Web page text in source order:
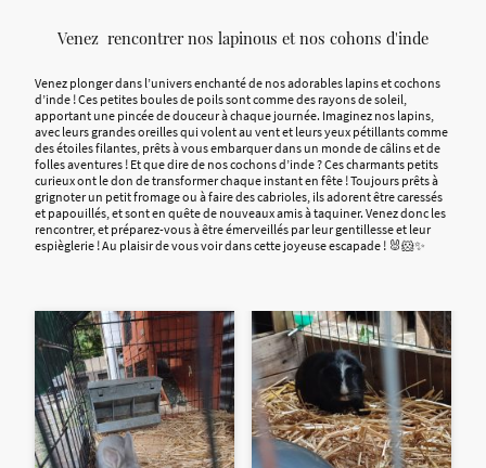
Venez rencontrer nos lapinous et nos cohons d'inde
Venez plonger dans l’univers enchanté de nos adorables lapins et cochons
d’inde ! Ces petites boules de poils sont comme des rayons de soleil,
apportant une pincée de douceur à chaque journée. Imaginez nos lapins,
avec leurs grandes oreilles qui volent au vent et leurs yeux pétillants comme
des étoiles filantes, prêts à vous embarquer dans un monde de câlins et de
folles aventures ! Et que dire de nos cochons d’inde ? Ces charmants petits
curieux ont le don de transformer chaque instant en fête ! Toujours prêts à
grignoter un petit fromage ou à faire des cabrioles, ils adorent être caressés
et papouillés, et sont en quête de nouveaux amis à taquiner. Venez donc les
rencontrer, et préparez-vous à être émerveillés par leur gentillesse et leur
espièglerie ! Au plaisir de vous voir dans cette joyeuse escapade ! 🐰🐹✨